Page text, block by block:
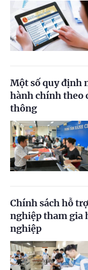
Một số quy định
hành chính theo
thông
Chính sách hỗ
nghiệp tham gia
nghiệp